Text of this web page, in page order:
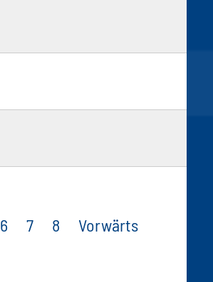
6 7 8
Vorwärts